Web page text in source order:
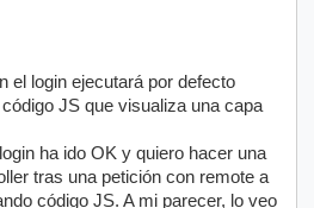
el login ejecutará por defecto
JS que visualiza una capa
ha ido OK y quiero hacer una
tras una petición con remote a
código JS. A mi parecer, lo veo